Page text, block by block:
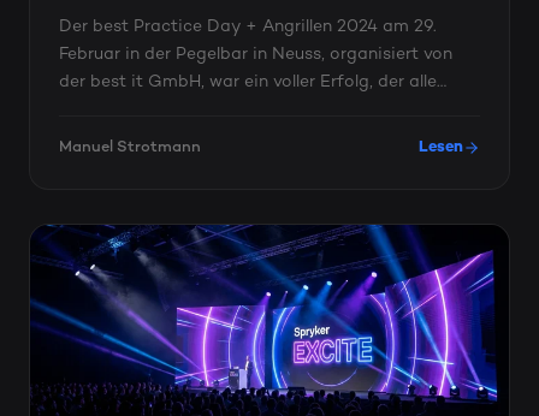
Der best Practice Day + Angrillen 2024 am 29.
Februar in der Pegelbar in Neuss, organisiert von
der best it GmbH, war ein voller Erfolg, der alle
Manuel Strotmann Lesen